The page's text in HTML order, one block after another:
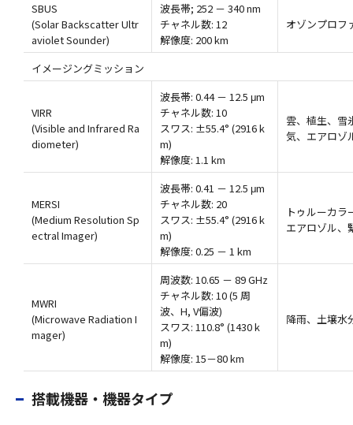
SBUS
(Solar Backscatter Ultr
aviolet Sounder)
波長帯; 252 － 340 nm
チャネル数: 12
解像度: 200 km
オゾンプロフ
イメージングミッション
VIRR
(Visible and Infrared Ra
diometer)
波長帯: 0.44 － 12.5 μm
チャネル数: 10
スワス: ±55.4° (2916 k
m)
解像度: 1.1 km
雲、植生、雪
気、エアロゾ
MERSI
(Medium Resolution Sp
ectral Imager)
波長帯: 0.41 － 12.5 μm
チャネル数: 20
スワス: ±55.4° (2916 k
m)
解像度: 0.25 － 1 km
トゥルーカ
エアロゾル、
MWRI
(Microwave Radiation I
mager)
周波数: 10.65 － 89 GHz
チャネル数: 10 (5 周
波、H, V偏波)
スワス: 110.8° (1430 k
m)
解像度: 15－80 km
降雨、土壌水
搭載機器・機器タイプ